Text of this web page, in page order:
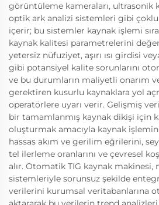
görüntüleme kameraları, ultrasonik
optik ark analizi sistemleri gibi
içerir; bu sistemler kaynak işlemi
kaynak kalitesi parametrelerini
yetersiz nüfuziyet, aşırı ısı girdisi
gibi potansiyel kalite sorunlarını
ve bu durumların maliyetli onarım
gerektiren kusurlu kaynaklara yol
operatörlere uyarı verir. Gelişmiş
bir tamamlanmış kaynak dikişi için
oluşturmak amacıyla kaynak
hassas akım ve gerilim eğrilerini,
tel ilerleme oranlarını ve çevresel
alır. Otomatik TIG kaynak
sistemleriyle sorunsuz şekilde
verilerini kurumsal veritabanlarına